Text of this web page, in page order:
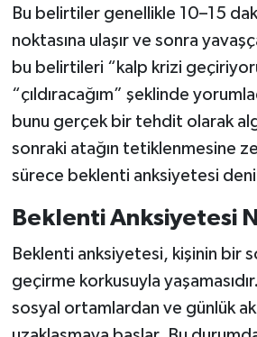
Bu belirtiler genellikle 10–15
noktasına ulaşır ve sonra
bu belirtileri “kalp krizi
“çıldıracağım” şeklinde
bunu gerçek bir tehdit olarak
sonraki atağın tetiklenmesine
sürece beklenti anksiyetesi
Beklenti Anksiyetesi
Beklenti anksiyetesi, kişinin bir
geçirme korkusuyla
sosyal ortamlardan ve günlük